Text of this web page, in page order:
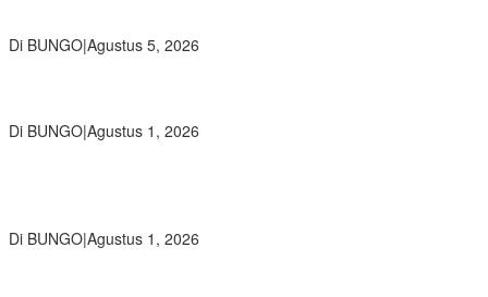
Di BUNGO|Agustus 5, 2026
Di BUNGO|Agustus 1, 2026
Di BUNGO|Agustus 1, 2026